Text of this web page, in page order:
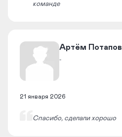
команде
Артём Потапов​
-
21 января 2026
Спасибо, сделали хорошо